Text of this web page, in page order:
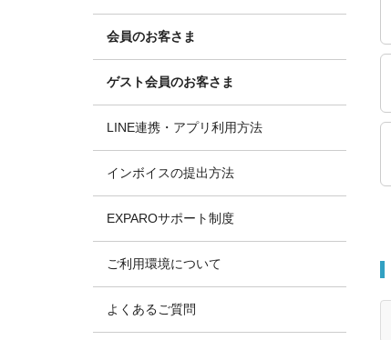
会員のお客さま
ゲスト会員のお客さま
LINE連携・アプリ利用方法
インボイスの提出方法
EXPAROサポート制度
ご利用環境について
よくあるご質問